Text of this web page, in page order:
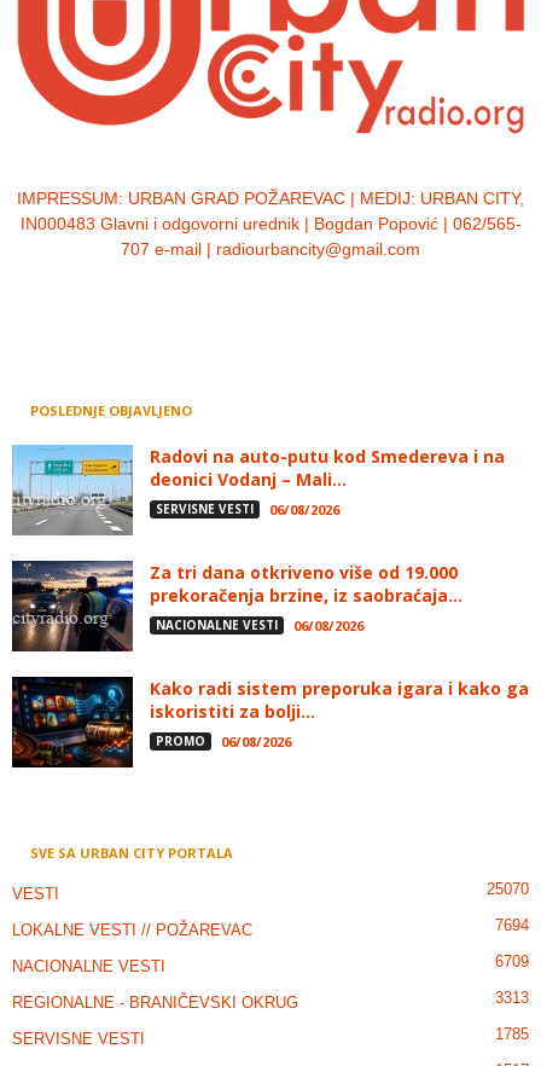
IMPRESSUM: URBAN GRAD POŽAREVAC | MEDIJ: URBAN CITY,
IN000483 Glavni i odgovorni urednik | Bogdan Popović | 062/565-
707 e-mail | radiourbancity@gmail.com
POSLEDNJE OBJAVLJENO
Radovi na auto-putu kod Smedereva i na
deonici Vodanj – Mali...
SERVISNE VESTI 06/08/2026
Za tri dana otkriveno više od 19.000
prekoračenja brzine, iz saobraćaja...
NACIONALNE VESTI 06/08/2026
Kako radi sistem preporuka igara i kako ga
iskoristiti za bolji...
PROMO 06/08/2026
SVE SA URBAN CITY PORTALA
VESTI 25070
LOKALNE VESTI // POŽAREVAC 7694
NACIONALNE VESTI 6709
REGIONALNE - BRANIČEVSKI OKRUG 3313
SERVISNE VESTI
1785